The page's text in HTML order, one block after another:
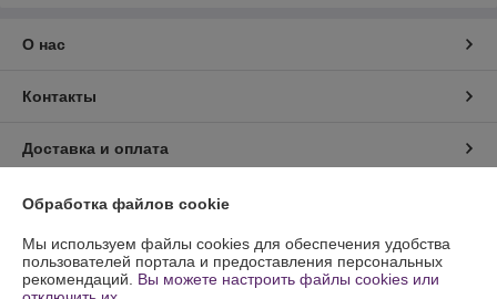
О нас
Контакты
Доставка и оплата
График работы
Полная версия сайта
Обработка файлов cookie
Мы используем файлы cookies для обеспечения удобства
пользователей портала и предоставления персональных
рекомендаций. Вы можете настроить файлы cookies или